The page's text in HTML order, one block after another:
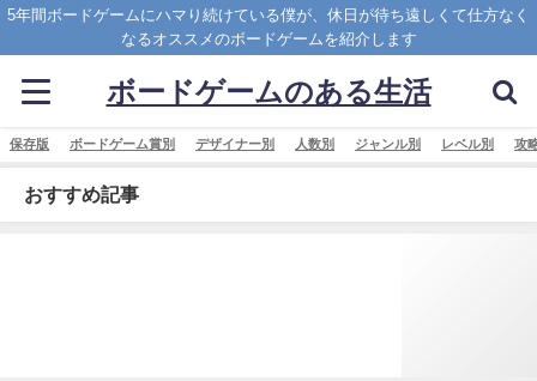
5年間ボードゲームにハマり続けている僕が、休日が待ち遠しくて仕方なく
なるオススメのボードゲームを紹介します
ボードゲームのある生活
保存版 ボードゲーム賞別 デザイナー別 人数別 ジャンル別 レベル別 攻
おすすめ記事